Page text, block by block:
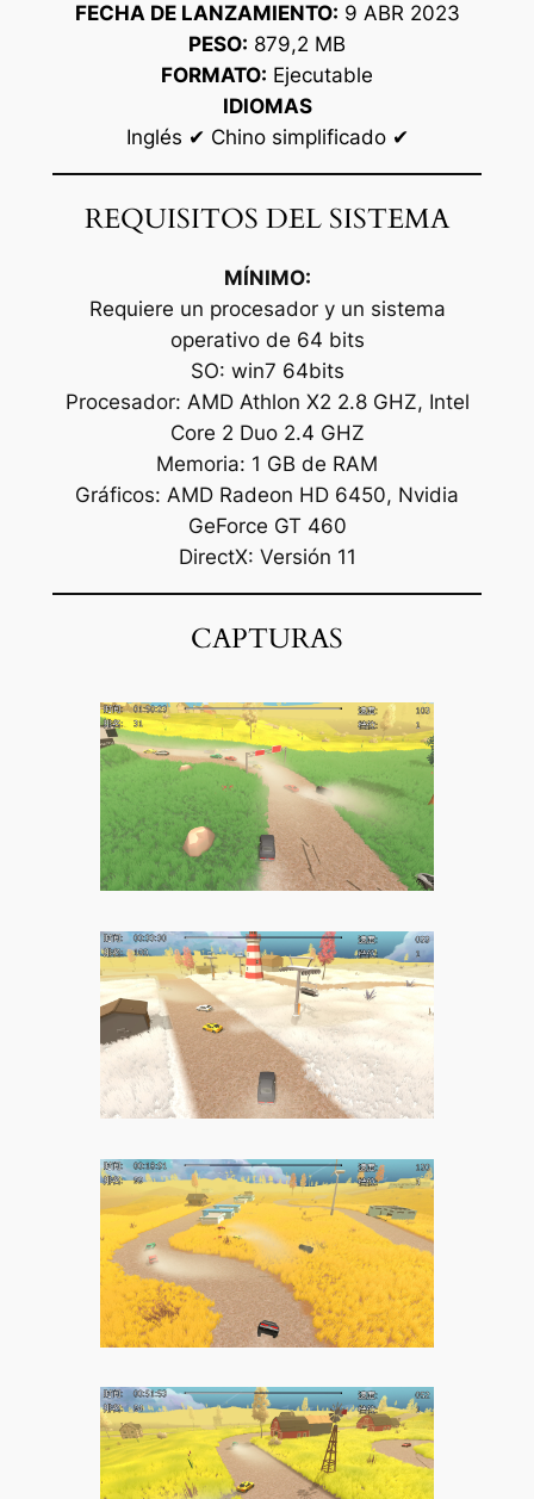
FECHA DE LANZAMIENTO: 9 ABR 2023
PESO: 879,2 MB
FORMATO: Ejecutable
IDIOMAS
Inglés ✔ Chino simplificado ✔
REQUISITOS DEL SISTEMA
MÍNIMO:
Requiere un procesador y un sistema
operativo de 64 bits
SO: win7 64bits
Procesador: AMD Athlon X2 2.8 GHZ, Intel
Core 2 Duo 2.4 GHZ
Memoria: 1 GB de RAM
Gráficos: AMD Radeon HD 6450, Nvidia
GeForce GT 460
DirectX: Versión 11
CAPTURAS